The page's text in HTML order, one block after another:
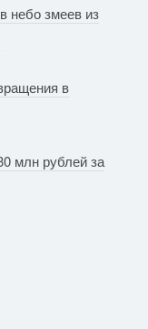
небо змеев из
в
млн рублей за